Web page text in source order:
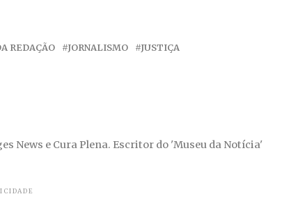
REDAÇÃO JORNALISMO
JUSTIÇA
News e Cura Plena. Escritor do 'Museu da Notícia'